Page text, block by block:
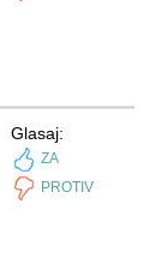
Glasaj:
ZA
PROTIV